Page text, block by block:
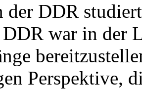
DDR
war in der
Perspektive,